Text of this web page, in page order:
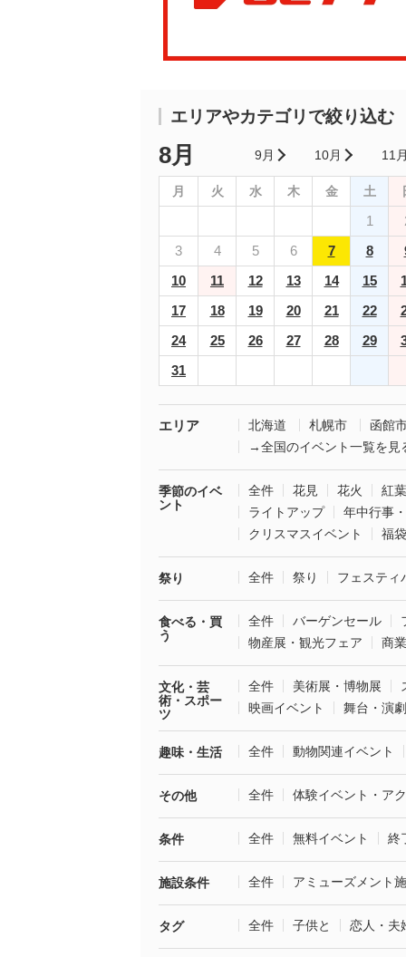
エリアやカテゴリで絞り込む
8月 9月 10月 11
月 火 水 木 金 土
1
3
4 5 6 7 8
10
11 12 13 14 15
17
18 19 20 21 22
24
25 26 27 28 29
31
エリア 北海道 札幌市
函館
→全国のイベント一覧を見
季節のイベ
ント
全件 花見 花火
紅葉
ライトアップ
年中行事
クリスマスイベント
福
祭り 全件 祭り フェスティ
食べる・買
う
全件 バーゲンセール
物産展・観光フェア
商
文化・芸
術・スポー
ツ
全件 美術展・博物展
映画イベント
舞台・演劇
趣味・生活 全件 動物関連イベント
その他 全件 体験イベント・ア
条件 全件 無料イベント 終
施設条件 全件 アミューズメント
タグ 全件 子供と 恋人・夫